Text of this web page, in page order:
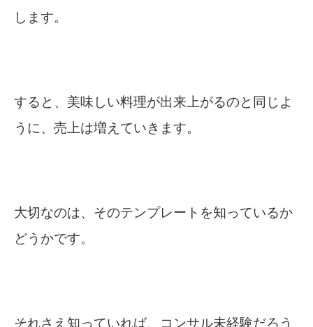
します。
すると、美味しい料理が出来上がるのと同じよ
うに、売上は増えていきます。
大切なのは、そのテンプレートを知っているか
どうかです。
それさえ知っていれば、コンサル未経験だろう